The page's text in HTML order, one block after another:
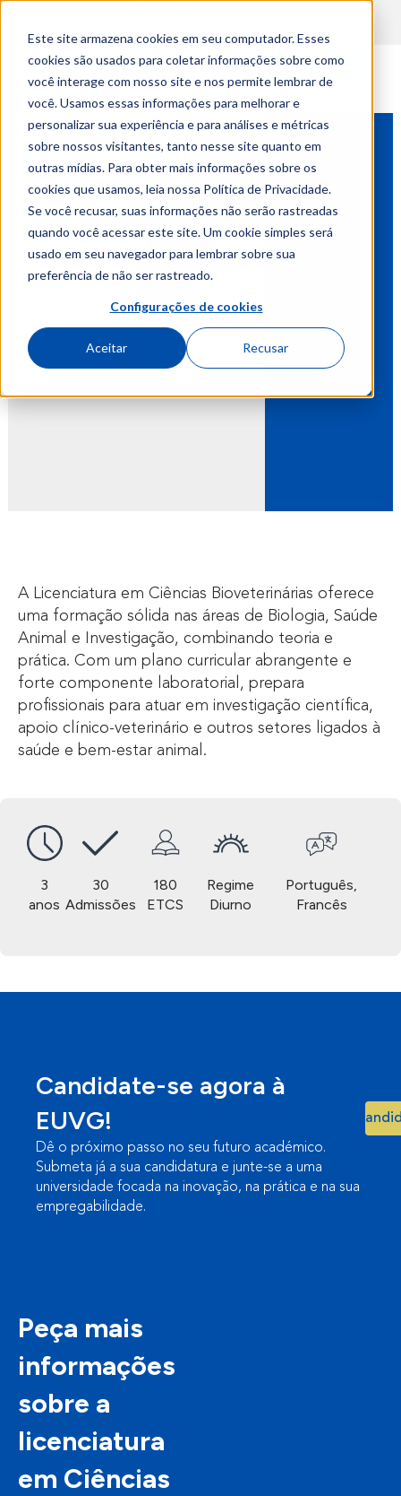
Este site armazena cookies em seu computador. Esses
cookies são usados para coletar informações sobre como
você interage com nosso site e nos permite lembrar de
você. Usamos essas informações para melhorar e
personalizar sua experiência e para análises e métricas
sobre nossos visitantes, tanto nesse site quanto em
outras mídias. Para obter mais informações sobre os
cookies que usamos, leia nossa Política de Privacidade.
Se você recusar, suas informações não serão rastreadas
quando você acessar este site. Um cookie simples será
usado em seu navegador para lembrar sobre sua
preferência de não ser rastreado.
Configurações de cookies
Aceitar Recusar
LICENCIATURA
CIÊNCIAS
BIOVETERINÁRIAS
Prof.ª
Doutora
Sofia
Anastácio
Coordenadora
Curso
A Licenciatura em Ciências Bioveterinárias oferece
uma formação sólida nas áreas de Biologia, Saúde
Animal e Investigação, combinando teoria e
prática. Com um plano curricular abrangente e
forte componente laboratorial, prepara
profissionais para atuar em investigação científica,
apoio clínico-veterinário e outros setores ligados à
saúde e bem-estar animal.
3
anos
30
Admissões
180
ETCS
Regime
Diurno
Português,
Francês
Candidate-se agora à
EUVG!
Dê o próximo passo no seu futuro académico.
Submeta já a sua candidatura e junte-se a uma
universidade focada na inovação, na prática e na sua
empregabilidade.
Peça mais
informações
sobre a
licenciatura
em Ciências